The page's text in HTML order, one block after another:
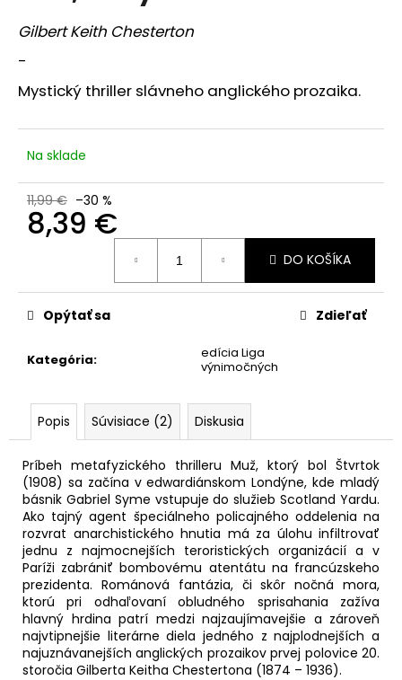
zGilbert Keith Chesterton
-
Mystický thriller slávneho anglického prozaika.
Na sklade
11,99 € –30 %
8,39 €
DO KOŠÍKA
Kategória:
edícia Liga
výnimočných
Opýtať sa Zdieľať
Popis Súvisiace (2) Diskusia
Príbeh metafyzického thrilleru Muž, ktorý bol Štvrtok
(1908) sa začína v edwardiánskom Londýne, kde mladý
básnik Gabriel Syme vstupuje do služieb Scotland Yardu.
Ako tajný agent špeciálneho policajného oddelenia na
rozvrat anarchistického hnutia má za úlohu infiltrovať
jednu z najmocnejších teroristických organizácií a v
Paríži zabrániť bombovému atentátu na francúzskeho
prezidenta. Románová fantázia, či skôr nočná mora,
ktorú pri odhaľovaní obludného sprisahania zažíva
hlavný hrdina patrí medzi najzaujímavejšie a zároveň
najvtipnejšie literárne diela jedného z najplodnejších a
najuznávanejších anglických prozaikov prvej polovice 20.
storočia Gilberta Keitha Chestertona (1874 – 1936).
á
j
s
ť
O
d
p
m
e
DEMOKRATI
11,89
€
Pôvodne:
16,99
€